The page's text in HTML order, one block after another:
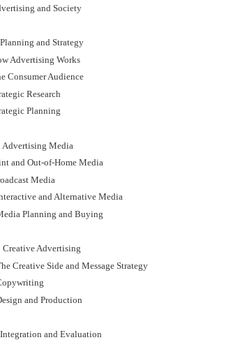
and Society
and Strategy
Advertising Works
Consumer Audience
Research
Planning
Advertising Media
and Out-of-Home Media
Media
and Alternative Media
Planning and Buying
Creative Advertising
Creative Side and Message Strategy
and Production
and Evaluation